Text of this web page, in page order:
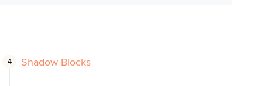
Shadow Blocks